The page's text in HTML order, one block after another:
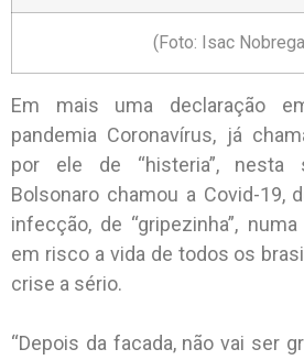
(Foto: Isac
Em mais uma declaração
pandemia Coronavírus, já
por ele de “histeria”, nesta
Bolsonaro chamou a Covid-19,
infecção, de “gripezinha”,
em risco a vida de todos os
crise a sério.
“Depois da facada, não vai ser